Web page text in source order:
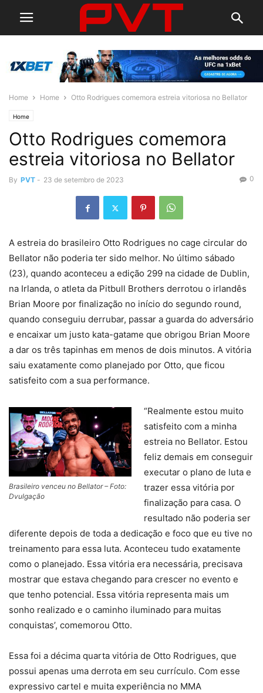
Home Home Otto Rodrigues comemora estreia vitoriosa no Bellator
Home
Otto Rodrigues comemora
estreia vitoriosa no Bellator
By PVT - 23 de setembro de 2023 0
A estreia do brasileiro Otto Rodrigues no cage circular do
Bellator não poderia ter sido melhor. No último sábado
(23), quando aconteceu a edição 299 na cidade de Dublin,
na Irlanda, o atleta da Pitbull Brothers derrotou o irlandês
Brian Moore por finalização no início do segundo round,
quando conseguiu derrubar, passar a guarda do adversário
e encaixar um justo kata-gatame que obrigou Brian Moore
a dar os três tapinhas em menos de dois minutos. A vitória
saiu exatamente como planejado por Otto, que ficou
satisfeito com a sua performance.
Brasileiro venceu no Bellator – Foto:
Dvulgação
“Realmente estou muito
satisfeito com a minha
estreia no Bellator. Estou
feliz demais em conseguir
executar o plano de luta e
trazer essa vitória por
finalização para casa. O
resultado não poderia ser
diferente depois de toda a dedicação e foco que eu tive no
treinamento para essa luta. Aconteceu tudo exatamente
como o planejado. Essa vitória era necessária, precisava
mostrar que estava chegando para crescer no evento e
que tenho potencial. Essa vitória representa mais um
sonho realizado e o caminho iluminado para muitas
conquistas’, comemorou Otto.
Essa foi a décima quarta vitória de Otto Rodrigues, que
possui apenas uma derrota em seu currículo. Com esse
expressivo cartel e muita experiência no MMA